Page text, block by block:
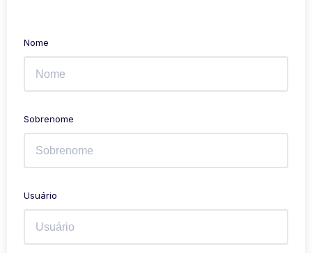
Nome
Sobrenome
Usuário